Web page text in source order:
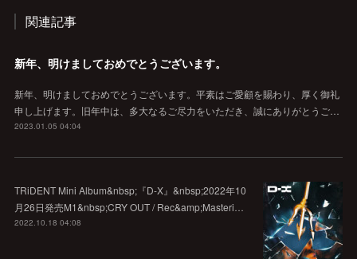
関連記事
新年、明けましておめでとうございます。
新年、明けましておめでとうございます。平素はご愛顧を賜わり、厚く御礼
申し上げます。旧年中は、多大なるご尽力をいただき、誠にありがとうご…
2023.01.05 04:04
TRiDENT Mini Album&nbsp;『D-X』&nbsp;2022年10
月26日発売M1&nbsp;CRY OUT / Rec&amp;Masteri…
2022.10.18 04:08